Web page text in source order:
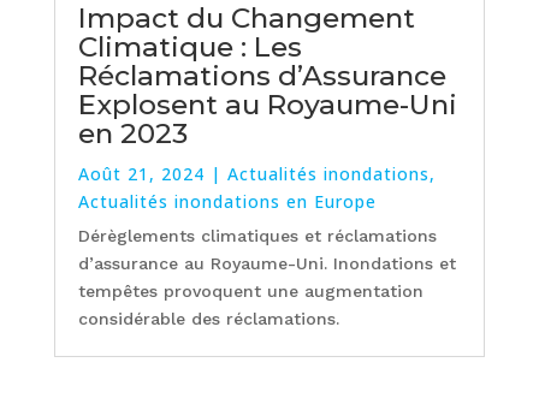
Impact du Changement
Climatique : Les
Réclamations d’Assurance
Explosent au Royaume-Uni
en 2023
Août 21, 2024 | Actualités inondations,
Actualités inondations en Europe
Dérèglements climatiques et réclamations
d’assurance au Royaume-Uni. Inondations et
tempêtes provoquent une augmentation
considérable des réclamations.